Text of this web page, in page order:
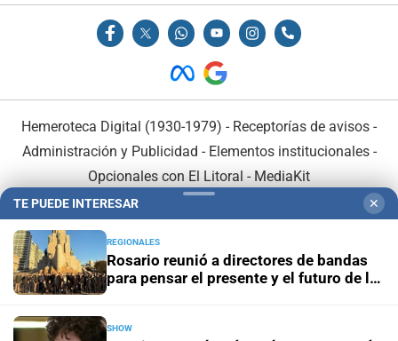
Hemeroteca Digital (1930-1979) - Receptorías de avisos -
Administración y Publicidad - Elementos institucionales-
Opcionales con El Litoral - MediaKit
TE PUEDE INTERESAR ✕
REGIONALES
Rosario reunió a directores de bandas
para pensar el presente y el futuro de la
SHOW